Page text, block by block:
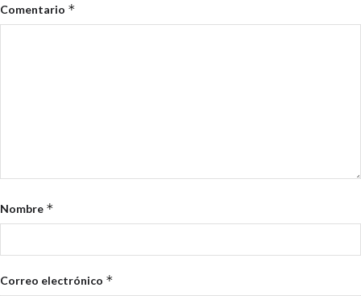
Comentario *
Nombre *
Correo electrónico *